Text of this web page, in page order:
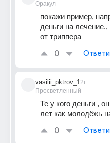
Оракул
покажи пример,
деньги на
от триппера
0
vasilii_pktrov_1
Просветленный
2г
Те у кого деньги ,
лет как молодёжь
0